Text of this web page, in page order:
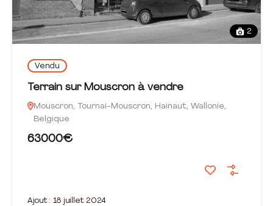
2
Vendu
Terrain sur Mouscron à vendre
Mouscron, Tournai-Mouscron, Hainaut, Wallonie,
Belgique
63000€
Ajout : 18 juillet 2024